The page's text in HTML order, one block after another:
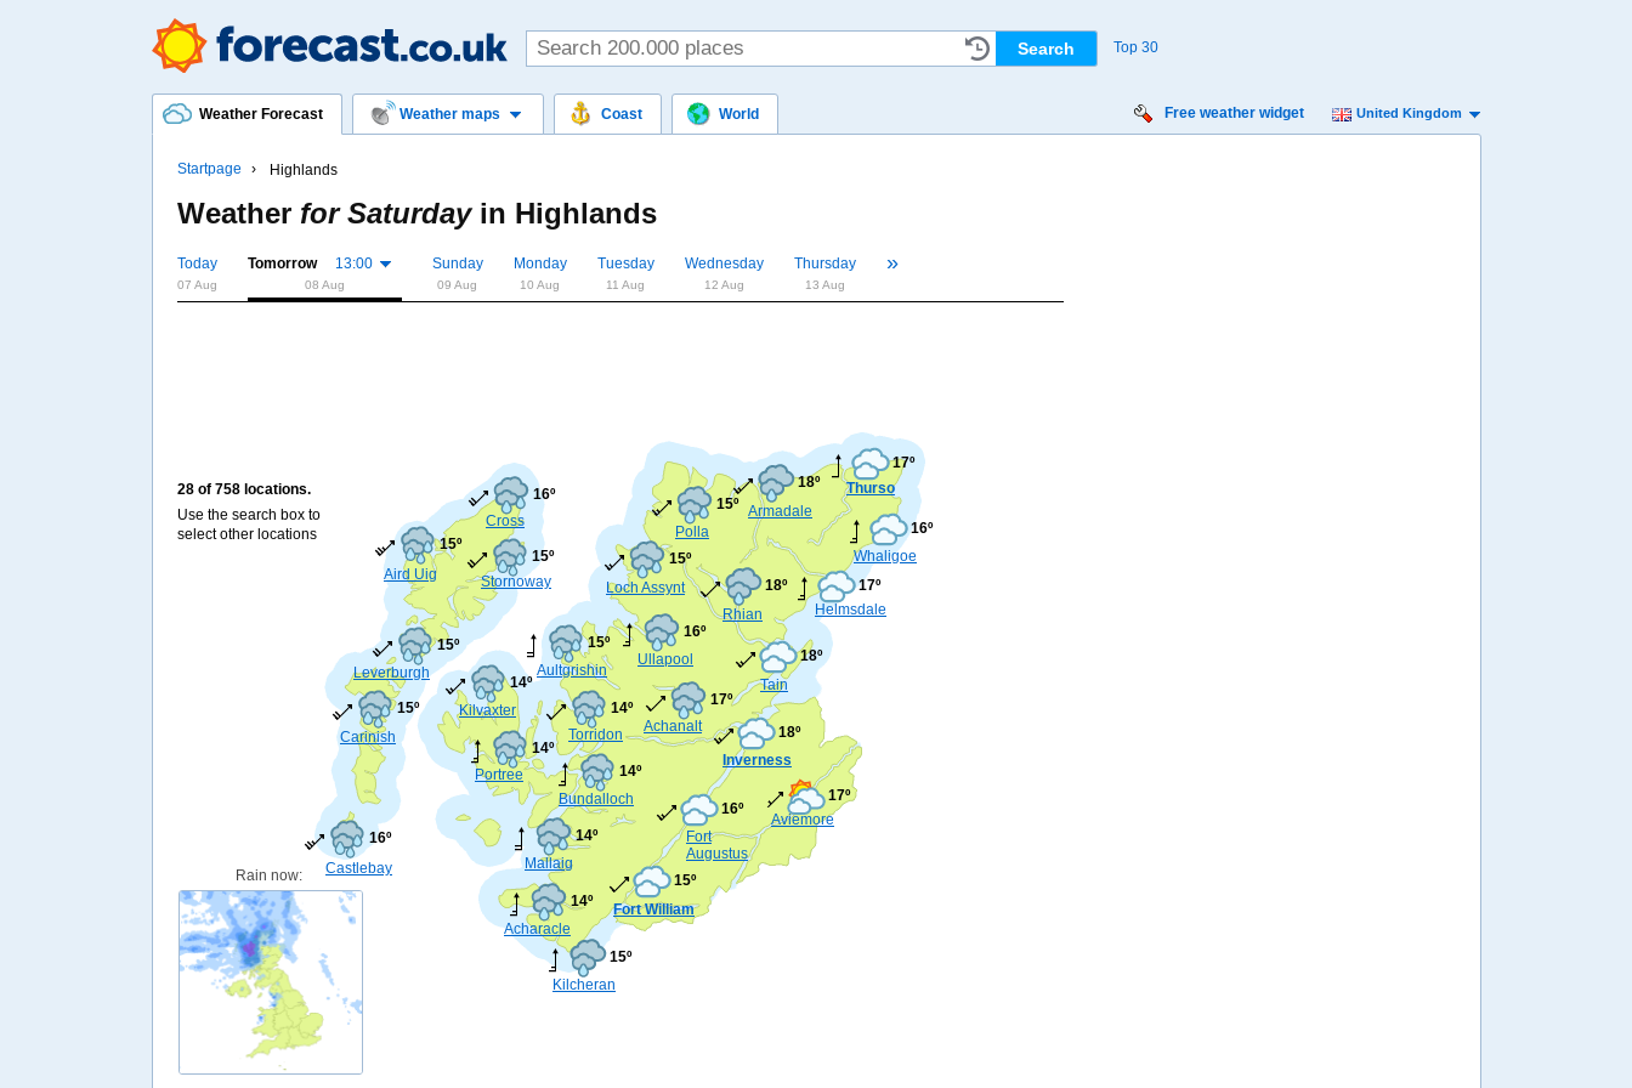
Top 30
Weather Forecast Weather maps Coast World Free weather widget United Kingdom
Startpage Highlands
Weather for Saturdayin Highlands
Today
07 Aug
Tomorrow 13:00
08 Aug
Sunday
09 Aug
Monday
10 Aug
Tuesday
11 Aug
Wednesday
12 Aug
Thursday
13 Aug
»
28 of 758 locations.
Use the search box to
select other locations
Inverness
18º
Fort William
15º
Thurso
17º
Stornoway
15º
Tain
18º
Aviemore
17º
Portree
14º
Ullapool
16º
Mallaig
14º
Helmsdale
17º
Fort
Augustus
16º
Whaligoe
16º
Rhian
18º
Kilvaxter
14º
Kilcheran
15º
Cross
16º
Castlebay
16º
Carinish
15º
Bundalloch
14º
Aultgrishin
15º
Armadale
18º
Aird Uig
15º
Acharacle
14º
Achanalt
17º
Torridon
14º
Polla
15º
Leverburgh
15º
Loch Assynt
15º
Rain now: